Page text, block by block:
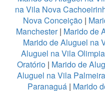
na Vila Nova
Nova Conceição|
Manchester| Marido de
Marido de Aluguel na
Aluguel na Vila Olimpia
Oratório| Marido de
Aluguel na Vila
Paranaguá| Marido